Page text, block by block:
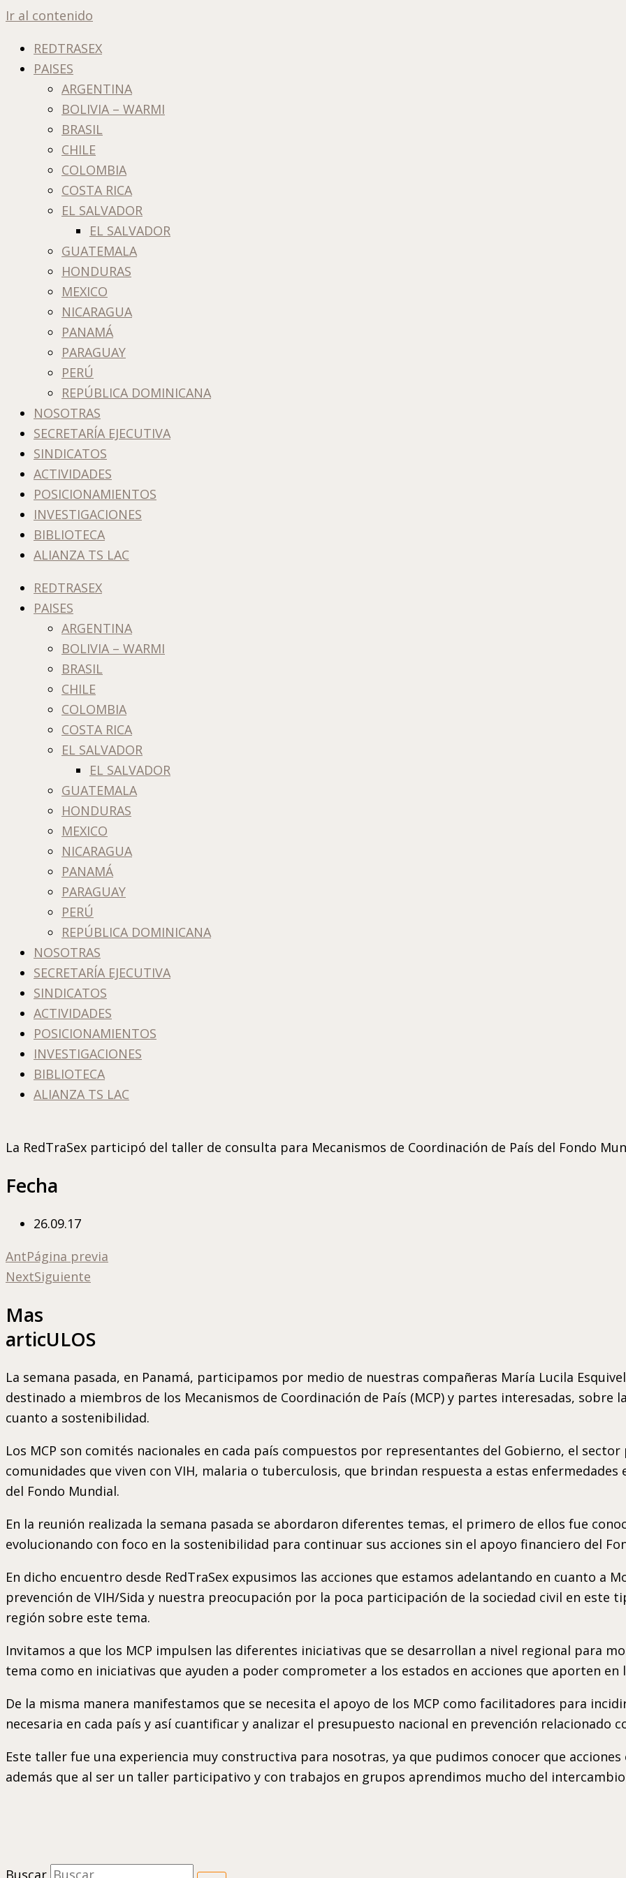
Ir al contenido
REDTRASEX
PAISES
ARGENTINA
BOLIVIA – WARMI
BRASIL
CHILE
COLOMBIA
COSTA RICA
EL SALVADOR
EL SALVADOR
GUATEMALA
HONDURAS
MEXICO
NICARAGUA
PANAMÁ
PARAGUAY
PERÚ
REPÚBLICA DOMINICANA
NOSOTRAS
SECRETARÍA EJECUTIVA
SINDICATOS
ACTIVIDADES
POSICIONAMIENTOS
INVESTIGACIONES
BIBLIOTECA
ALIANZA TS LAC
REDTRASEX
PAISES
ARGENTINA
BOLIVIA – WARMI
BRASIL
CHILE
COLOMBIA
COSTA RICA
EL SALVADOR
EL SALVADOR
GUATEMALA
HONDURAS
MEXICO
NICARAGUA
PANAMÁ
PARAGUAY
PERÚ
REPÚBLICA DOMINICANA
NOSOTRAS
SECRETARÍA EJECUTIVA
SINDICATOS
ACTIVIDADES
POSICIONAMIENTOS
INVESTIGACIONES
BIBLIOTECA
ALIANZA TS LAC
La RedTraSex participó del taller de consulta para Mecanismos de Coordinación de País del Fondo
Fecha
26.09.17
AntPágina previa
NextSiguiente
Mas
articULOS
La semana pasada, en Panamá, participamos por medio de nuestras compañeras María Lucila
destinado a miembros de los Mecanismos de Coordinación de País (MCP) y partes interesadas,
cuanto a sostenibilidad.
Los MCP son comités nacionales en cada país compuestos por representantes del Gobierno, el
comunidades que viven con VIH, malaria o tuberculosis, que brindan respuesta a estas
del Fondo Mundial.
En la reunión realizada la semana pasada se abordaron diferentes temas, el primero de ellos fue
evolucionando con foco en la sostenibilidad para continuar sus acciones sin el apoyo financiero del
En dicho encuentro desde RedTraSex expusimos las acciones que estamos adelantando en cuanto a
prevención de VIH/Sida y nuestra preocupación por la poca participación de la sociedad civil en este
región sobre este tema.
Invitamos a que los MCP impulsen las diferentes iniciativas que se desarrollan a nivel regional para
tema como en iniciativas que ayuden a poder comprometer a los estados en acciones que aporten en
De la misma manera manifestamos que se necesita el apoyo de los MCP como facilitadores para
necesaria en cada país y así cuantificar y analizar el presupuesto nacional en prevención relacionado
Este taller fue una experiencia muy constructiva para nosotras, ya que pudimos conocer que
además que al ser un taller participativo y con trabajos en grupos aprendimos mucho del
Buscar